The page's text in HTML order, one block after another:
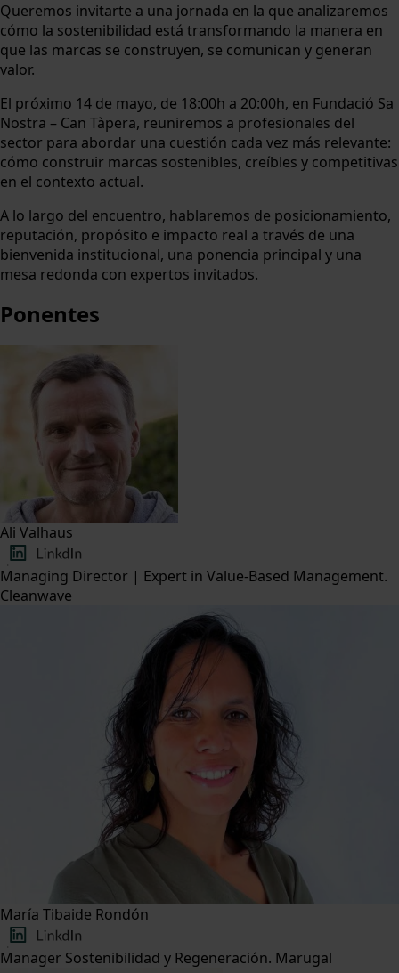
Queremos invitarte a una jornada en la que analizaremos
cómo la sostenibilidad está transformando la manera en
que las marcas se construyen, se comunican y generan
valor.
El próximo 14 de mayo, de 18:00h a 20:00h, en Fundació Sa
Nostra – Can Tàpera, reuniremos a profesionales del
sector para abordar una cuestión cada vez más relevante:
cómo construir marcas sostenibles, creíbles y competitivas
en el contexto actual.
A lo largo del encuentro, hablaremos de posicionamiento,
reputación, propósito e impacto real a través de una
bienvenida institucional, una ponencia principal y una
mesa redonda con expertos invitados.
Ponentes
Ali Valhaus
Managing Director | Expert in Value-Based Management.
Cleanwave
María Tibaide Rondón
Manager Sostenibilidad y Regeneración. Marugal